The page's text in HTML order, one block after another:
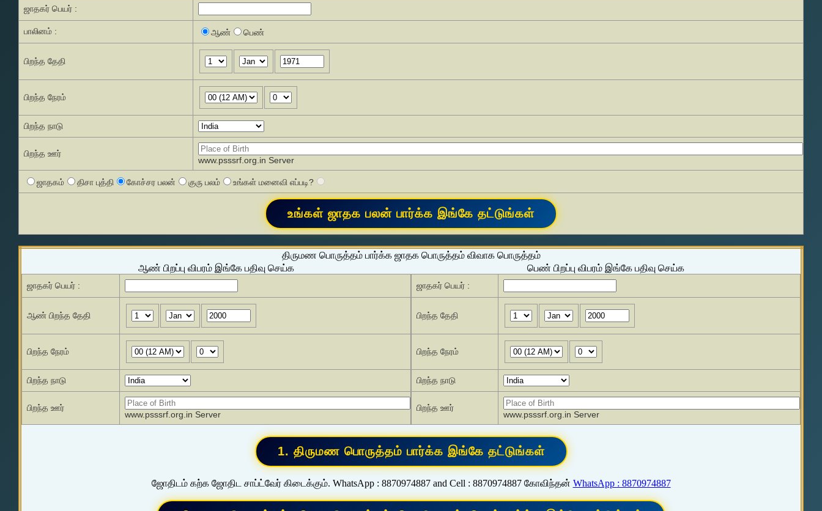
ஜாதகர் பெயர் :
பாலினம் : ஆண் பெண்
பிறந்த தேதி
பிறந்த நேரம்
பிறந்த நாடு
பிறந்த ஊர்
www.psssrf.org.in Server
ஜாதகம் திசா புத்தி கோச்சர பலன் குரு பலம் உங்கள் மனைவி எப்படி?
திருமண பொருத்தம் பார்க்க ஜாதக பொருத்தம் விவாக பொருத்தம்
ஆண் பிறப்பு விபரம் இங்கே பதிவு செய்க
பெண் பிறப்பு விபரம் இங்கே பதிவு செய்க
ஜாதகர் பெயர் :
ஆண் பிறந்த தேதி
பிறந்த நேரம்
பிறந்த நாடு
பிறந்த ஊர்
www.psssrf.org.in Server
ஜாதகர் பெயர் :
பிறந்த தேதி
பிறந்த நேரம்
பிறந்த நாடு
பிறந்த ஊர்
www.psssrf.org.in Server
ஜோதிடம் கற்க ஜோதிட சாப்ட்வேர் கிடைக்கும். WhatsApp : 8870974887 and Cell : 8870974887 கோவிந்தன் WhatsApp : 8870974887